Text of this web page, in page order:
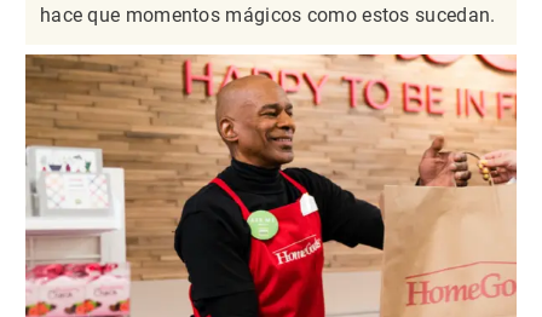
hace que momentos mágicos como estos sucedan.